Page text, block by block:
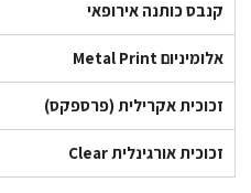
קנבס כותנה אירופאי
אלומיניום Metal Print
זכוכית אקרילית (פרספקס)
זכוכית אורגינלית Clear